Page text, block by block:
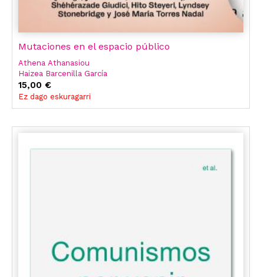
Mutaciones en el espacio público
Athena Athanasiou
Haizea Barcenilla García
Eneas Bernal
Amador Fernández-Savater
Lasén Díaz
Leticia Sabsay
15,00 €
Ez dago eskuragarri